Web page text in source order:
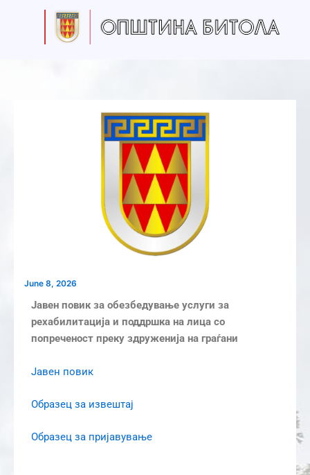
June 8, 2026
Јавен повик за обезбедување услуги за
рехабилитација и поддршка на лица со
попреченост преку здруженија на граѓани
Јавен повик
Образец за извештај
Образец за пријавување